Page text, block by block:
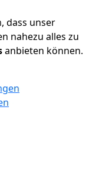
dass unser
nahezu alles zu
anbieten können.